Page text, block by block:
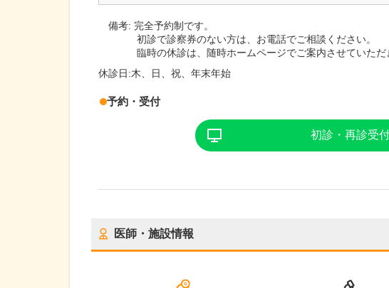
備考: 完全予約制です。
初診で診察券のない方は、お電話でご相談ください。
臨時の休診は、随時ホームページでご案内させていただ
休診日:木、日、祝、年末年始
予約・受付
初診・再診受
医師・施設情報